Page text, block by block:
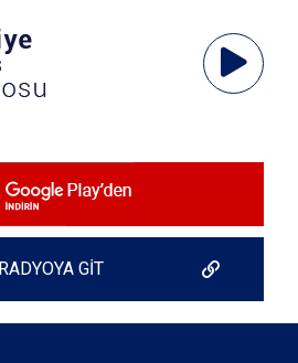
Ses
Oynatıcı
RADYOYA GİT